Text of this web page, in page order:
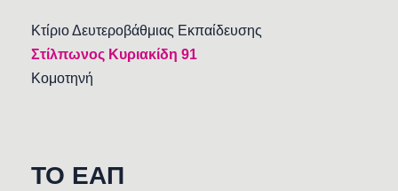
Κτίριο Δευτεροβάθμιας Εκπαίδευσης
Στίλπωνος Κυριακίδη 91
Κομοτηνή
TO EAΠ